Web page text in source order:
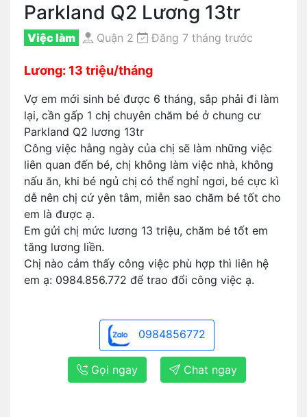
Parkland Q2 Lương 13tr
Việc làm Quận 2 Đăng 7 tháng trước
Lương: 13 triệu/tháng
Vợ em mới sinh bé được 6 tháng, sắp phải đi làm
lại, cần gấp 1 chị chuyên chăm bé ở chung cư
Parkland Q2 lương 13tr
Công việc hằng ngày của chị sẽ làm những việc
liên quan đến bé, chị không làm việc nhà, không
nấu ăn, khi bé ngủ chị có thể nghỉ ngơi, bé cực kì
dễ nên chị cứ yên tâm, miễn sao chăm bé tốt cho
em là được ạ.
Em gửi chị mức lương 13 triệu, chăm bé tốt em
tăng lương liền.
Chị nào cảm thấy công việc phù hợp thì liên hệ
em ạ: 0984.856.772 để trao đổi công việc ạ.
0984856772
Gọi ngay Chat ngay